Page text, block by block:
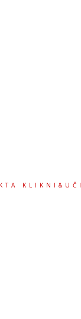
KLIKNI&UČI